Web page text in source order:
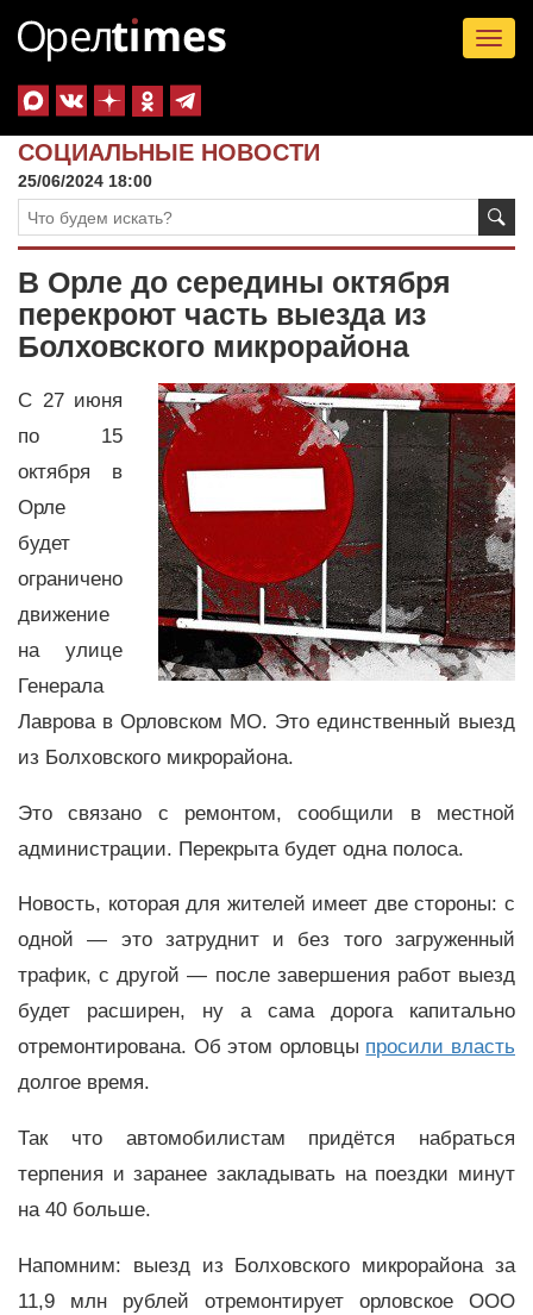
СОЦИАЛЬНЫЕ НОВОСТИ
25/06/2024 18:00
В Орле до середины октября
перекроют часть выезда из
Болховского микрорайона
С 27 июня
по 15
октября в
Орле
будет
ограничено
движение
на улице
Генерала
Лаврова в Орловском МО. Это единственный выезд
из Болховского микрорайона.
Это связано с ремонтом, сообщили в местной
администрации. Перекрыта будет одна полоса.
Новость, которая для жителей имеет две стороны: с
одной — это затруднит и без того загруженный
трафик, с другой — после завершения работ выезд
будет расширен, ну а сама дорога капитально
отремонтирована. Об этом орловцы просили власть
долгое время.
Так что автомобилистам придётся набраться
терпения и заранее закладывать на поездки минут
на 40 больше.
Напомним: выезд из Болховского микрорайона за
11,9 млн рублей отремонтирует орловское ООО